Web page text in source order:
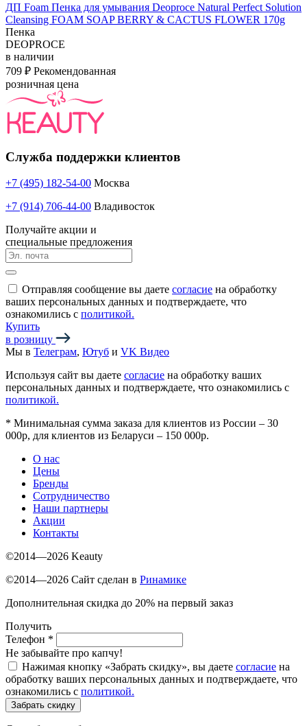
ДП Foam Пенка для умывания Deoproce Natural Perfect Solution
Cleansing FOAM SOAP BERRY & CACTUS FLOWER 170g
Пенка
DEOPROCE
в наличии
709 ₽ Рекомендованная
розничная цена
Служба поддержки клиентов
+7 (495) 182-54-00 Москва
+7 (914) 706-44-00 Владивосток
Получайте акции и
специальные предложения
Отправляя сообщение вы даете согласие на обработку
ваших персональных данных и подтверждаете, что
ознакомились с политикой.
Купить
в розницу
Мы в Телеграм, Ютуб и VK Видео
Используя сайт вы даете согласие на обработку ваших
персональных данных и подтверждаете, что ознакомились с
политикой.
* Минимальная сумма заказа для клиентов из России – 30
000р, для клиентов из Беларуси – 150 000р.
О нас
Цены
Бренды
Сотрудничество
Наши партнеры
Акции
Контакты
©2014—2026 Keauty
©2014—2026 Сайт сделан в Ринамике
Дополнительная скидка до 20% на первый заказ
Получить
Телефон *
Не забывайте про капчу!
Нажимая кнопку «Забрать скидку», вы даете согласие на
обработку ваших персональных данных и подтверждаете, что
ознакомились с политикой.
Забрать скидку